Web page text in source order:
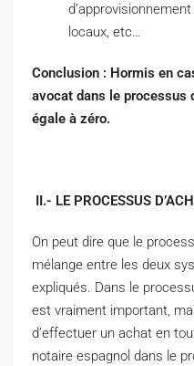
locaux, etc…
Conclusion : Hormis en
avocat dans le processus
égale à zéro.
II.- LE PROCESSUS
On peut dire que le
mélange entre les deux
expliqués. Dans le
est vraiment important,
d’effectuer un achat en
notaire espagnol dans le